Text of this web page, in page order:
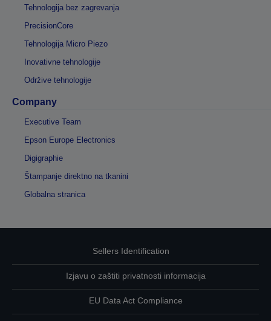
Tehnologija bez zagrevanja
PrecisionCore
Tehnologija Micro Piezo
Inovativne tehnologije
Održive tehnologije
Company
Executive Team
Epson Europe Electronics
Digigraphie
Štampanje direktno na tkanini
Globalna stranica
Sellers Identification
Izjavu o zaštiti privatnosti informacija
EU Data Act Compliance